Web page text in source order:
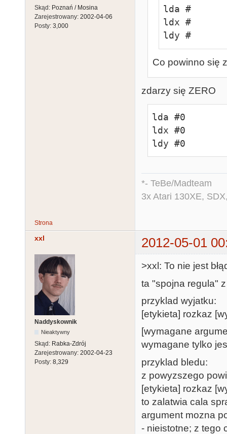
Skąd: Poznań / Mosina
Zarejestrowany: 2002-04-06
Posty: 3,000
lda #
ldx #
ldy #
Co powinno się
zdarzy się ZERO
lda #0
ldx #0
ldy #0
*- TeBe/Madteam
3x Atari 130XE,
Strona
xxl 2012-05-01
Naddyskownik
Nieaktywny
Skąd: Rabka-Zdrój
Zarejestrowany: 2002-04-23
Posty: 8,329
>xxl: To nie jest
ta "spojna regula"
przyklad wyjatku:
[etykieta] rozkaz
[wymagane
wymagane tylko
przyklad bledu:
z powyzszego
[etykieta] rozkaz
to zalatwia cala
argument mozna
- nieistotne; z tego